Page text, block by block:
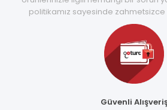
politikamız sayesinde
Güvenli